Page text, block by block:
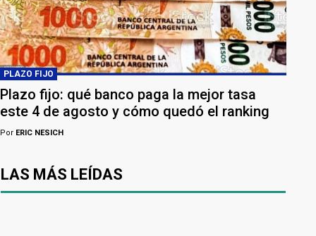
PLAZO FIJO
Plazo fijo: qué banco paga la mejor tasa
este 4 de agosto y cómo quedó el ranking
Por ERIC NESICH
LAS MÁS LEÍDAS